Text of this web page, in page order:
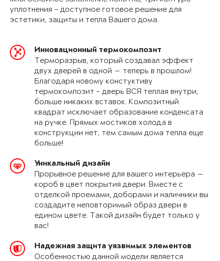
уплотнения – доступное готовое решение для
эстетики, защиты и тепла Вашего дома.
Инновационный термокомпозит
Терморазрыв, который создавал эффект
двух дверей в одной — теперь в прошлом!
Благодаря новому констуктиву
термокомпозит - дверь ВСЯ теплая внутри,
больше никаких вставок. Композитный
квадрат исключает образование конденсата
на ручке. Прямых мостиков холода в
конструкции нет, тем самым дома тепла еще
больше!
Уникальный дизайн
Прорывное решение для вашего интерьера —
короб в цвет покрытия двери. Вместе с
отделкой проемами, доборами и наличники вы
создадите неповторимый образ двери в
едином цвете. Такой дизайн будет только у
вас!
Надежная защита уязвимых элементов
Особенностью данной модели является